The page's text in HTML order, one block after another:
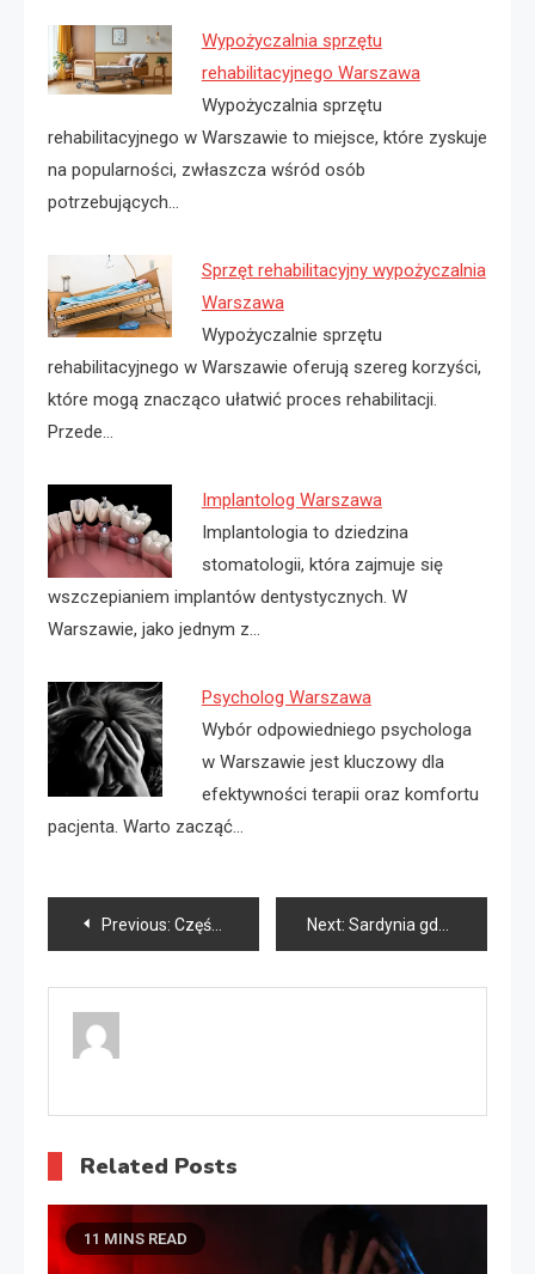
Wypożyczalnia sprzętu
rehabilitacyjnego Warszawa
Wypożyczalnia sprzętu
rehabilitacyjnego w Warszawie to miejsce, które zyskuje
na popularności, zwłaszcza wśród osób
potrzebujących…
Sprzęt rehabilitacyjny wypożyczalnia
Warszawa
Wypożyczalnie sprzętu
rehabilitacyjnego w Warszawie oferują szereg korzyści,
które mogą znacząco ułatwić proces rehabilitacji.
Przede…
Implantolog Warszawa
Implantologia to dziedzina
stomatologii, która zajmuje się
wszczepianiem implantów dentystycznych. W
Warszawie, jako jednym z…
Psycholog Warszawa
Wybór odpowiedniego psychologa
w Warszawie jest kluczowy dla
efektywności terapii oraz komfortu
pacjenta. Warto zacząć…
Nawigacja
wpisu
Previous: Części Hyundai Galloper Next: Sardynia gdzie jest?
Related Posts
11 MINS READ